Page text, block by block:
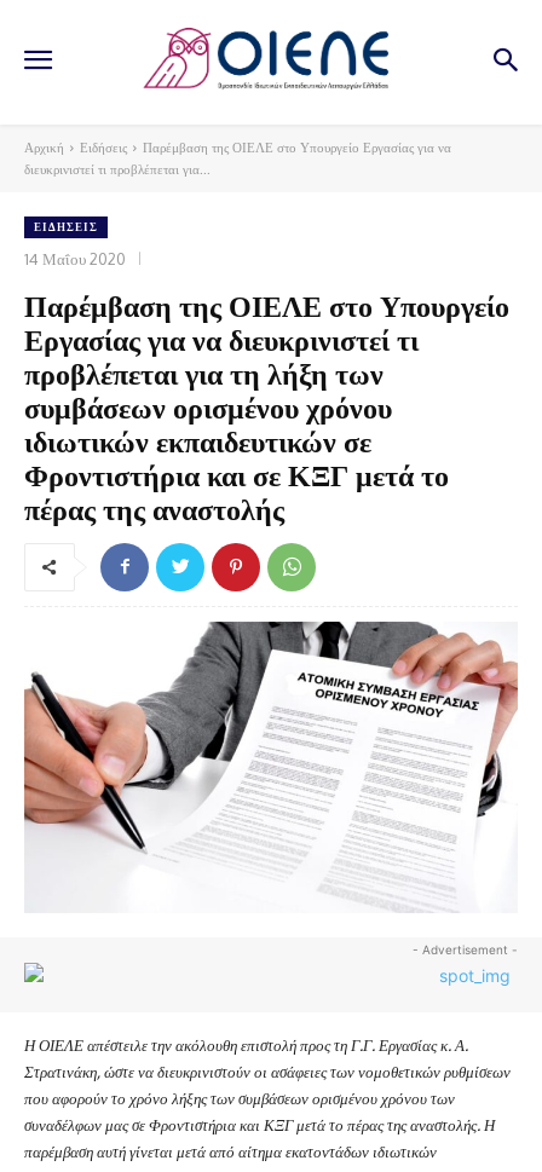
Αρχική Ειδήσεις
Παρέμβαση της ΟΙΕΛΕ στο Υπουργείο Εργασίας για να
διευκρινιστεί τι προβλέπεται για...
ΕΙΔΉΣΕΙΣ
14 Μαΐου 2020
Παρέμβαση της ΟΙΕΛΕ στο Υπουργείο
Εργασίας για να διευκρινιστεί τι
προβλέπεται για τη λήξη των
συμβάσεων ορισμένου χρόνου
ιδιωτικών εκπαιδευτικών σε
Φροντιστήρια και σε ΚΞΓ μετά το
πέρας της αναστολής
- Advertisement -
Η ΟΙΕΛΕ απέστειλε την ακόλουθη επιστολή προς τη Γ.Γ. Εργασίας κ. Α.
Στρατινάκη, ώστε να διευκρινιστούν οι ασάφειες των νομοθετικών ρυθμίσεων
που αφορούν το χρόνο λήξης των συμβάσεων ορισμένου χρόνου των
συναδέλφων μας σε Φροντιστήρια και ΚΞΓ μετά το πέρας της αναστολής. Η
παρέμβαση αυτή γίνεται μετά από αίτημα εκατοντάδων ιδιωτικών